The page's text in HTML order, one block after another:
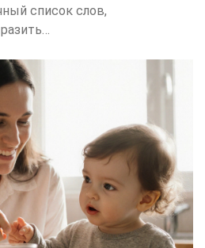
список слов,
и когда